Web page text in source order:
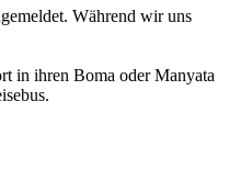
Während wir uns
in ihren Boma oder Manyata